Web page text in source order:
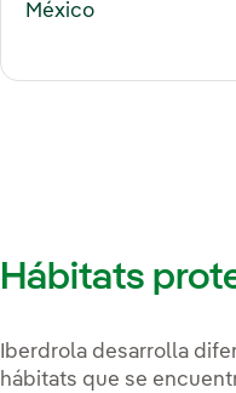
México
Hábitats
Iberdrola desarrolla
hábitats que se